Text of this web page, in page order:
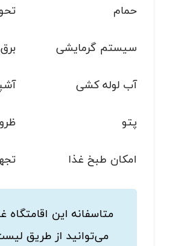
حمام
تحویل
سیستم گرمایشی
آب لوله کشی
پتو
امکان طبخ غذا
متاسفانه این
می‌توانید از طریق